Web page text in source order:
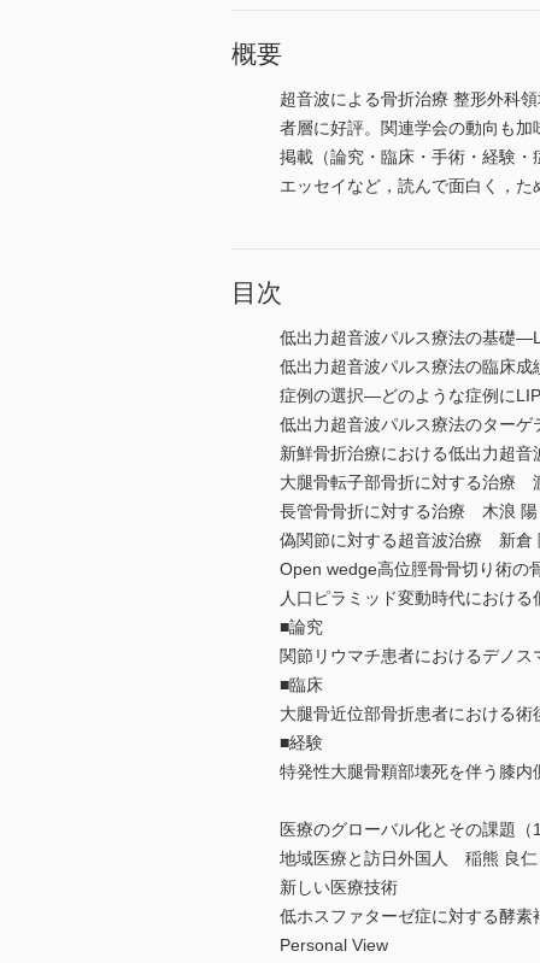
概要
超音波による骨折治療 整形外科
者層に好評。関連学会の動向も
掲載（論究・臨床・手術・経験
エッセイなど，読んで面白く，
目次
低出力超音波パルス療法の基礎
低出力超音波パルス療法の臨床
症例の選択―どのような症例に
低出力超音波パルス療法のター
新鮮骨折治療における低出力超
大腿骨転子部骨折に対する治療
長管骨骨折に対する治療 木浪 陽
偽関節に対する超音波治療 新倉
Open wedge高位脛骨骨切り術
人口ピラミッド変動時代におけ
■論究
関節リウマチ患者におけるデノ
■臨床
大腿骨近位部骨折患者における
■経験
特発性大腿骨顆部壊死を伴う膝
医療のグローバル化とその課題（
地域医療と訪日外国人 稲熊 良仁
新しい医療技術
低ホスファターゼ症に対する酵
Personal View